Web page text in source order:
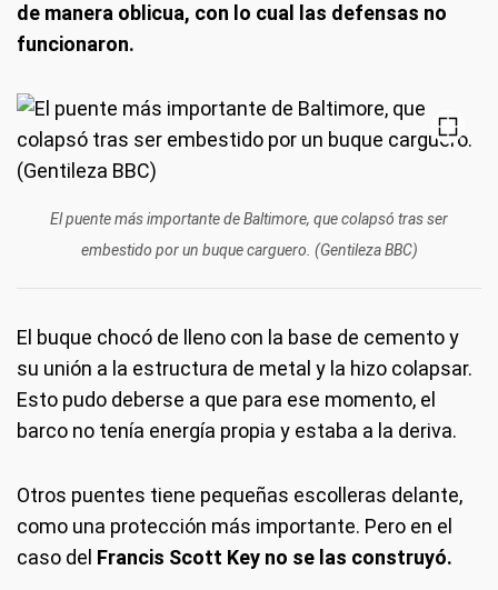
de manera oblicua, con lo cual las defensas no
funcionaron.
El puente más importante de Baltimore, que colapsó tras ser
embestido por un buque carguero. (Gentileza BBC)
El buque chocó de lleno con la base de cemento y
su unión a la estructura de metal y la hizo colapsar.
Esto pudo deberse a que para ese momento, el
barco no tenía energía propia y estaba a la deriva.
Otros puentes tiene pequeñas escolleras delante,
como una protección más importante. Pero en el
caso del Francis Scott Key no se las construyó.